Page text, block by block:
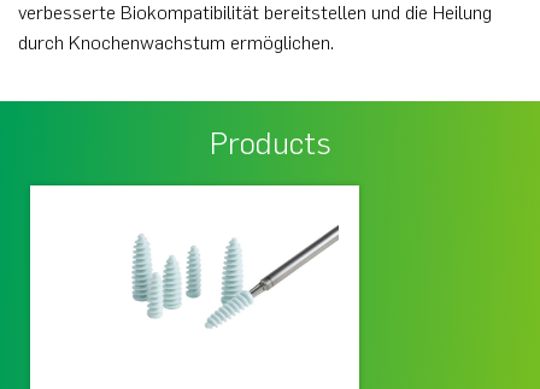
verbesserte Biokompatibilität bereitstellen und die Heilung
durch Knochenwachstum ermöglichen.
Products